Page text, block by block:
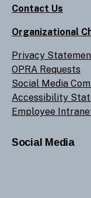
Contact Us
Organizational
Privacy
OPRA Requests
Social Media
Accessibility
Employee
Social Media